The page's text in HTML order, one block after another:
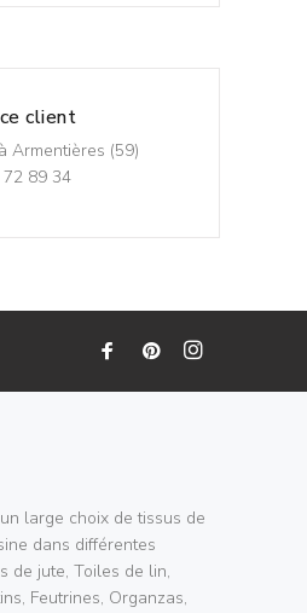
client
Armentières (59)
89 34
large choix de tissus de
dans différentes
de jute, Toiles de lin,
Feutrines, Organzas,